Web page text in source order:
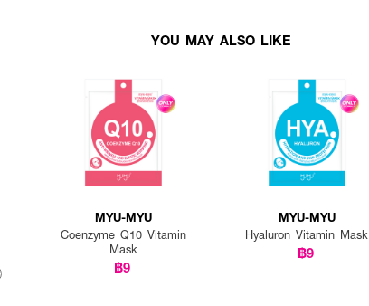
YOU MAY ALSO LIKE
MYU-MYU
Coenzyme Q10 Vitamin
Mask
฿9
MYU-MYU
Hyaluron Vitamin Mask
฿9